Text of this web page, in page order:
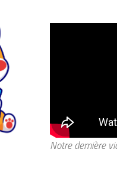
Notre dernière